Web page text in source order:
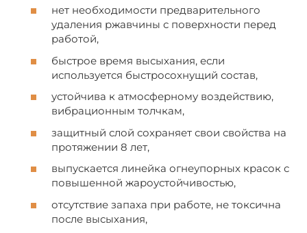
нет необходимости предварительного
удаления ржавчины с поверхности перед
работой,
быстрое время высыхания, если
используется быстросохнущий состав,
устойчива к атмосферному воздействию,
вибрационным толчкам,
защитный слой сохраняет свои свойства на
протяжении 8 лет,
выпускается линейка огнеупорных красок с
повышенной жароустойчивостью,
отсутствие запаха при работе, не токсична
после высыхания,